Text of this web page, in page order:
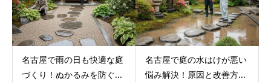
名古屋で雨の日も快適な庭
づくり！ぬかるみを防ぐ...
名古屋で庭の水はけが悪い
悩み解決！原因と改善方...